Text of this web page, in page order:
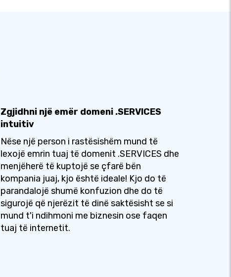
Zgjidhni një emër domeni .SERVICES
intuitiv
Nëse një person i rastësishëm mund të
lexojë emrin tuaj të domenit .SERVICES dhe
menjëherë të kuptojë se çfarë bën
kompania juaj, kjo është ideale! Kjo do të
parandalojë shumë konfuzion dhe do të
sigurojë që njerëzit të dinë saktësisht se si
mund t'i ndihmoni me biznesin ose faqen
tuaj të internetit.